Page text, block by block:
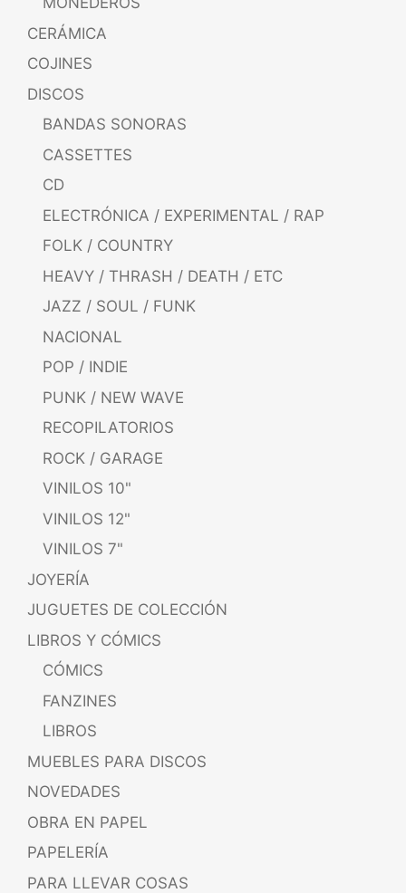
CERÁMICA
COJINES
DISCOS
BANDAS SONORAS
CASSETTES
CD
ELECTRÓNICA / EXPERIMENTAL / RAP
FOLK / COUNTRY
HEAVY / THRASH / DEATH / ETC
JAZZ / SOUL / FUNK
NACIONAL
POP / INDIE
PUNK / NEW WAVE
RECOPILATORIOS
ROCK / GARAGE
VINILOS 10"
VINILOS 12"
VINILOS 7"
JOYERÍA
JUGUETES DE COLECCIÓN
LIBROS Y CÓMICS
CÓMICS
FANZINES
LIBROS
MUEBLES PARA DISCOS
NOVEDADES
OBRA EN PAPEL
PAPELERÍA
PARA LLEVAR COSAS